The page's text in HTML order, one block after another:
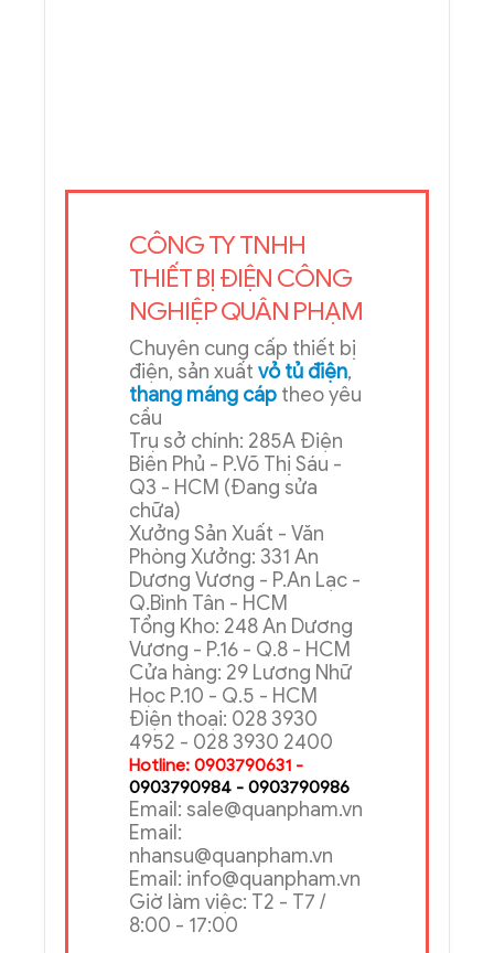
CÔNG TY TNHH
THIẾT BỊ ĐIỆN CÔNG
NGHIỆP QUÂN PHẠM
Chuyên cung cấp thiết bị
điện, sản xuấtvỏ tủ điện
thang máng cáptheo yêu
cầu
Trụ sở chính: 285A Điện
Biên Phủ - P.Võ Thị Sáu -
Q3 - HCM (Đang sửa
chữa)
Xưởng Sản Xuất - Văn
Phòng Xưởng: 331 An
Dương Vương - P.An Lạc -
Q.Bình Tân - HCM
Tổng Kho: 248 An Dương
Vương - P.16 - Q.8 - HCM
Cửa hàng: 29 Lương Nhữ
Học P.10 - Q.5 - HCM
Điện thoại: 028 3930
4952 - 028 3930 2400
Hotline: 0903790631 -
0903790984 - 0903790986
Email: sale@quanpham.vn
Email:
nhansu@quanpham.vn
Email: info@quanpham.vn